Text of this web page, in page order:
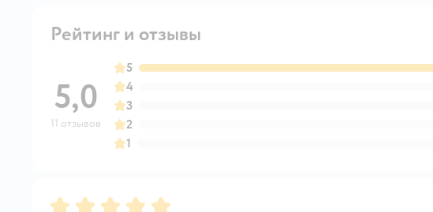
Рейтинг и отзывы
5,0
11 отзывов
5
4
3
2
1
Рейтинг:5